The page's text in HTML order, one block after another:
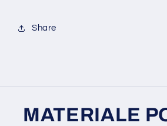
Share
MATERIALE